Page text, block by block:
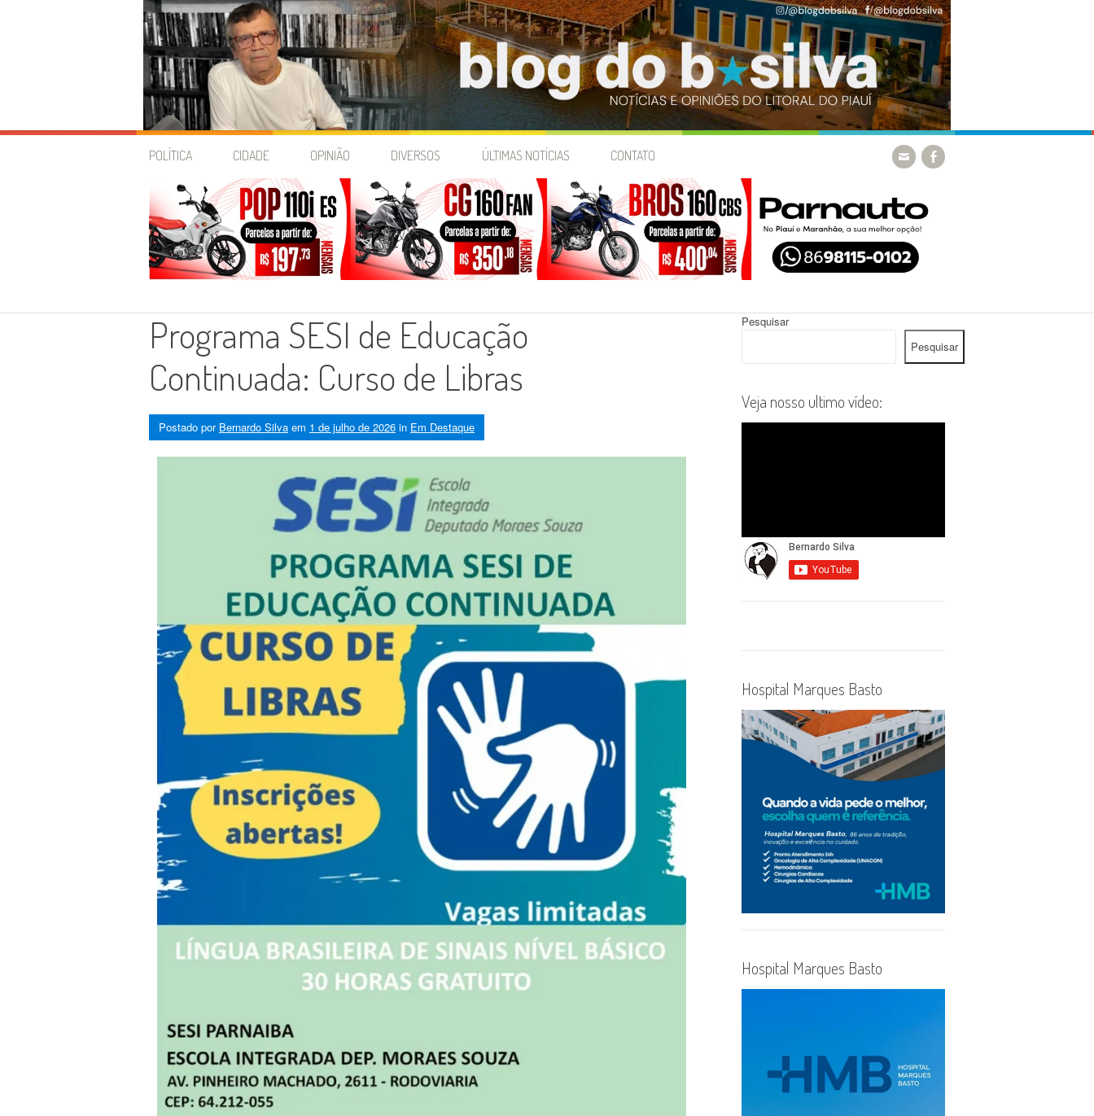
Skip
POLÍTICA CIDADE OPINIÃO DIVERSOS ÚLTIMAS NOTÍCIAS CONTATO
Programa SESI de Educação
Continuada: Curso de Libras
Postado por Bernardo Silva em 1 de julho de 2026 in Em Destaque
Pesquisar
Pesquisar
Veja nosso ultimo vídeo:
Hospital Marques Basto
Hospital Marques Basto